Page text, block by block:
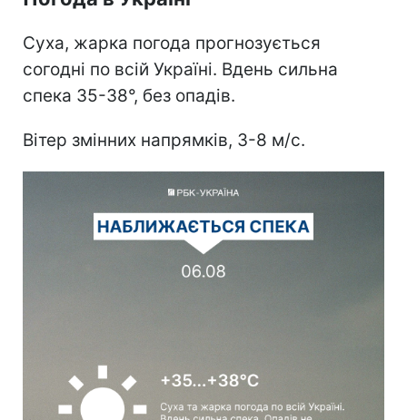
Суха, жарка погода прогнозується
согодні по всій Україні. Вдень сильна
спека 35-38°, без опадів.
Вітер змінних напрямків, 3-8 м/с.